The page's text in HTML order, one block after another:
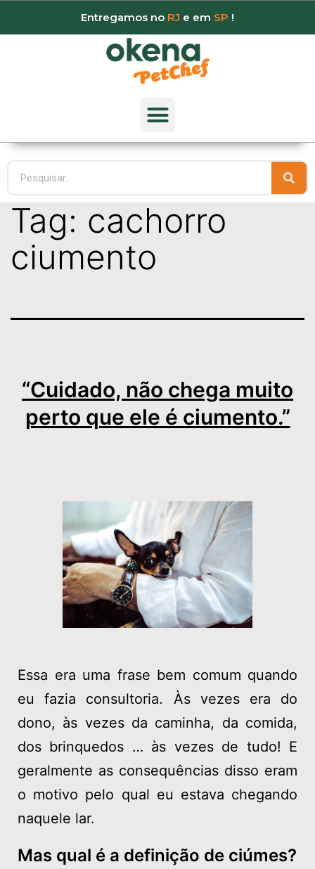
Entregamos no RJ e em SP !
Tag: cachorro
ciumento
“Cuidado, não chega muito
perto que ele é ciumento.”
Essa era uma frase bem comum quando
eu fazia consultoria. Às vezes era do
dono, às vezes da caminha, da comida,
dos brinquedos … às vezes de tudo! E
geralmente as consequências disso eram
o motivo pelo qual eu estava chegando
naquele lar.
Mas qual é a definição de ciúmes?